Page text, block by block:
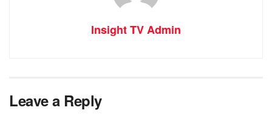
Insight TV Admin
Leave a Reply